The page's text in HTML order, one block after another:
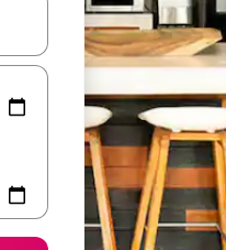
een keuze met je de